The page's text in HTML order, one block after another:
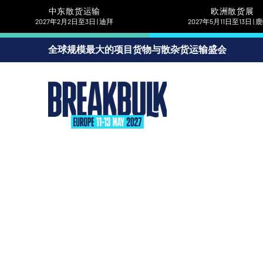
中东散货运输
2027年2月2日至3日 | 迪拜
欧洲散货展
2027年5月11日至13日 |
全球规模最大的项目货物与散杂货运输盛会